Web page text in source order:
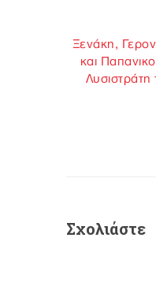
Ξενάκη,
και
Λυσιστράτη
Σχολιάστε